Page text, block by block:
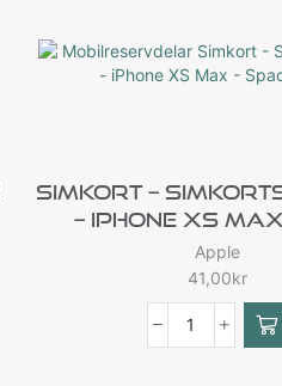
Simkort –
– IPhone XS
Apple
41,00kr